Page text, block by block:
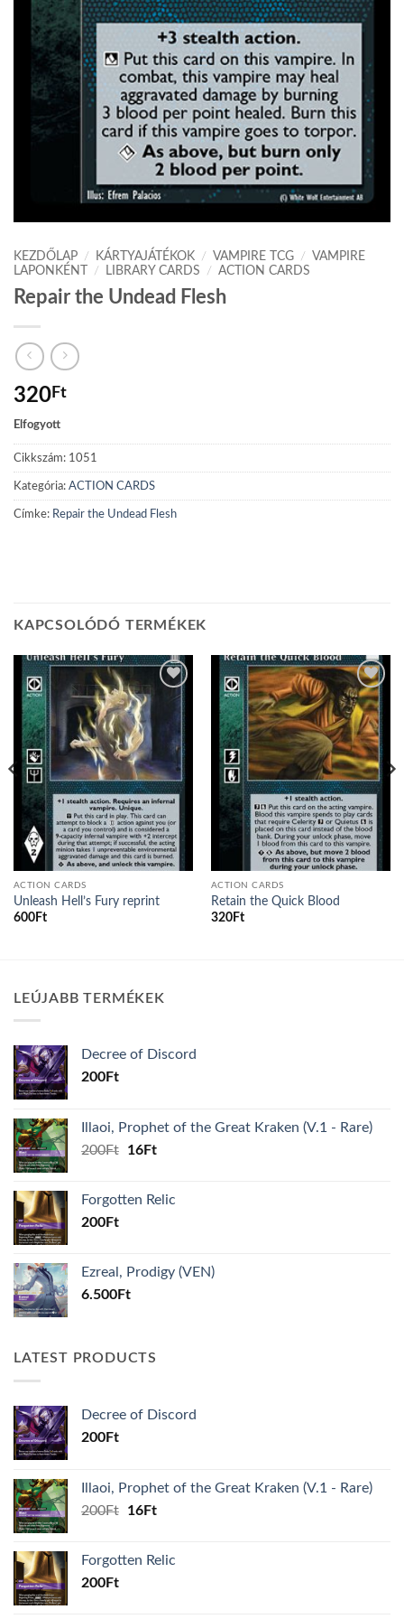
KEZDŐLAP / KÁRTYAJÁTÉKOK / VAMPIRE TCG /
VAMPIRE
LAPONKÉNT
/ LIBRARY CARDS / ACTION CARDS
Repair the Undead Flesh
320Ft
Elfogyott
Cikkszám: 1051
Kategória: ACTION CARDS
Címke: Repair the Undead Flesh
KAPCSOLÓDÓ TERMÉKEK
Add to
wishlist
ACTION CARDS
Unleash Hell’s Fury reprint
600Ft
Add to
wishlist
ACTION CARDS
Retain the Quick Blood
320Ft
LEÚJABB TERMÉKEK
Decree of Discord
200Ft
Illaoi, Prophet of the Great Kraken (V.1 - Rare)
200Ft
Original
200Ft.
16FtCurrent
16Ft.
Forgotten Relic
200Ft
Ezreal, Prodigy (VEN)
6.500Ft
LATEST PRODUCTS
Decree of Discord
200Ft
Illaoi, Prophet of the Great Kraken (V.1 - Rare)
200Ft
Original
200Ft.
16FtCurrent
16Ft.
Forgotten Relic
200Ft